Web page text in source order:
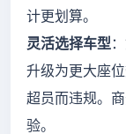
计更划算。
灵活选择车型
升级为更大座
超员而违规。
验。